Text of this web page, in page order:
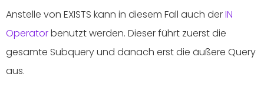
Anstelle von EXISTS kann in diesem Fall auch derIN
Operatorbenutzt werden. Dieser führt zuerst die
gesamte Subquery und danach erst die äußere Query
aus.